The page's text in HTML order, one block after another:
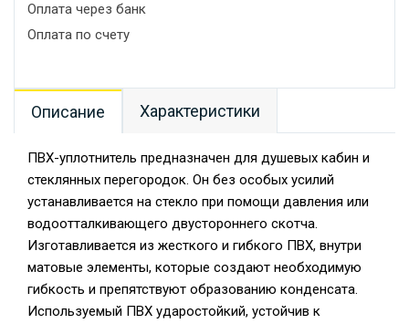
Оплата через банк
Оплата по счету
Описание Характеристики
ПВХ-уплотнитель предназначен для душевых кабин и
стеклянных перегородок. Он без особых усилий
устанавливается на стекло при помощи давления или
водоотталкивающего двустороннего скотча.
Изготавливается из жесткого и гибкого ПВХ, внутри
матовые элементы, которые создают необходимую
гибкость и препятствуют образованию конденсата.
Используемый ПВХ ударостойкий, устойчив к